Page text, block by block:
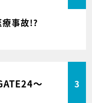
事故!?
～ 3